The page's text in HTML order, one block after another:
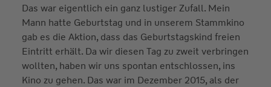
Das war eigentlich ein ganz lustiger Zufall. Mein
Mann hatte Geburtstag und in unserem Stammkino
gab es die Aktion, dass das Geburtstagskind freien
Eintritt erhält. Da wir diesen Tag zu zweit verbringen
wollten, haben wir uns spontan entschlossen, ins
Kino zu gehen. Das war im Dezember 2015, als der